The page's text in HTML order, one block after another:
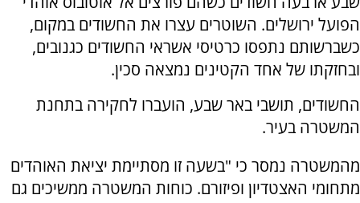
הפועל ירושלים. השוטרים עצרו את החשודים במקום,
כשברשותם נתפסו כרטיסי אשראי החשודים כגנובים,
ובחזקתו של אחד הקטינים נמצאה סכין.
החשודים, תושבי באר שבע, הועברו לחקירה בתחנת
המשטרה בעיר.
מהמשטרה נמסר כי "בשעה זו מסתיימת יציאת האוהדים
מתחומי האצטדיון ופיזורם. כוחות המשטרה ממשיכים גם